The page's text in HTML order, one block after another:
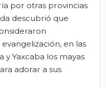
por otras provincias
descubrió que
en las
y Yaxcaba los mayas
adorar a sus